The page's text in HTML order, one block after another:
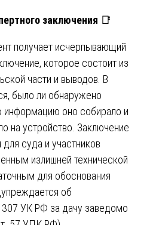
заключения 📑
получает исчерпывающий
которое состоит из
части и выводов. В
было ли обнаружено
информацию оно собирало и
на устройство. Заключение
суда и участников
излишней технической
для обоснования
об
307 УК РФ за дачу заведомо